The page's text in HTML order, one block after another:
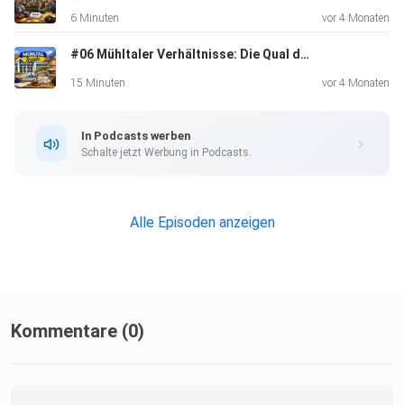
QUELLEN / WEITERLESEN
Projektumfang)
https://www.muehltal.de/muehltal/artikel/presseartikel/2
6 Minuten vor 4 Monaten
#06 Mühltaler Verhältnisse: Die Qual der Wahl
15 Minuten vor 4 Monaten
In Podcasts werben
Schalte jetzt Werbung in Podcasts.
Alle Episoden anzeigen
Kommentare (0)